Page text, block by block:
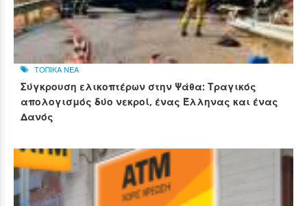
ΤΟΠΙΚΑ ΝΕΑ
Σύγκρουση ελικοπτέρων στην Ψάθα: Τραγικός
απολογισμός δύο νεκροί, ένας Έλληνας και ένας
Δανός